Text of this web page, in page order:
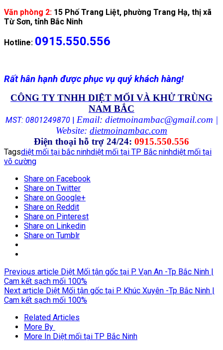
Văn phòng 2: 15 Phố Trang Liệt, phường Trang Hạ, thị xã
Từ Sơn, tỉnh Bắc Ninh
Hotline: 0915.550.556
Rất hân hạnh được phục vụ quý khách hàng!
CÔNG TY TNHH DIỆT MỐI VÀ KHỬ TRÙNG
NAM BẮC
MST: 0801249870| Email: dietmoinambac@gmail.com |
Website: dietmoinambac.com
Điện thoại hỗ trợ 24/24: 0915.550.556
Tagsdiệt mối tại bắc ninhdiệt mối tại TP Bắc ninhdiệt mối tại
võ cường
Share on Facebook
Share on Twitter
Share on Google+
Share on Reddit
Share on Pinterest
Share on Linkedin
Share on Tumblr
Previous article Diệt Mối tận gốc tại P. Vạn An -Tp Bắc Ninh |
Cam kết sạch mối 100%
Next article Diệt Mối tận gốc tại P. Khúc Xuyên -Tp Bắc Ninh |
Cam kết sạch mối 100%
Related Articles
More By
More In Diệt mối tại TP Bắc Ninh